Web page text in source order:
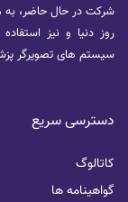
شرکت در حال حاضر، به
روز دنیا و نیز
سیستم های تصویرگر
دسترسی سریع
کاتالوگ
گواهینامه ها